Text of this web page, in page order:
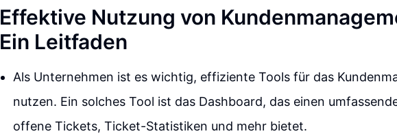
Effektive Nutzung von
Ein Leitfaden
Als Unternehmen ist es wichtig, effiziente Tools für das
nutzen. Ein solches Tool ist das Dashboard, das einen
offene Tickets, Ticket-Statistiken und mehr bietet.